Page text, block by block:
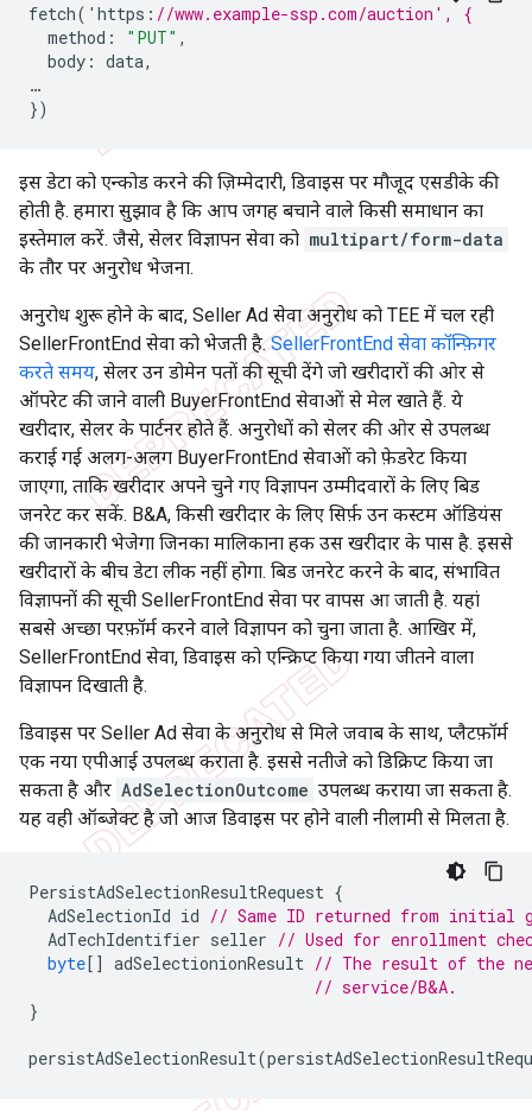
fetch( ' https : //www.example-ssp.com/auction', {
method : "PUT" ,
body : data,
…
})
इस डेटा को एन्कोड करने की ज़िम्मेदारी, डिवाइस पर मौजूद एसडीके की
होती है. हमारा सुझाव है कि आप जगह बचाने वाले किसी समाधान का
इस्तेमाल करें. जैसे, सेलर विज्ञापन सेवा को multipart/form-data
के तौर पर अनुरोध भेजना.
अनुरोध शुरू होने के बाद, Seller Ad सेवा अनुरोध को TEE में चल रही
SellerFrontEnd सेवा को भेजती है.SellerFrontEnd सेवा कॉन्फ़िगर
करते समय, सेलर उन डोमेन पतों की सूची देंगे जो खरीदारों की ओर से
ऑपरेट की जाने वाली BuyerFrontEnd सेवाओं से मेल खाते हैं. ये
खरीदार, सेलर के पार्टनर होते हैं. अनुरोधों को सेलर की ओर से उपलब्ध
कराई गई अलग-अलग BuyerFrontEnd सेवाओं को फ़ेडरेट किया
जाएगा, ताकि खरीदार अपने चुने गए विज्ञापन उम्मीदवारों के लिए बिड
जनरेट कर सकें. B&A, किसी खरीदार के लिए सिर्फ़ उन कस्टम ऑडियंस
की जानकारी भेजेगा जिनका मालिकाना हक उस खरीदार के पास है. इससे
खरीदारों के बीच डेटा लीक नहीं होगा. बिड जनरेट करने के बाद, संभावित
विज्ञापनों की सूची SellerFrontEnd सेवा पर वापस आ जाती है. यहां
सबसे अच्छा परफ़ॉर्म करने वाले विज्ञापन को चुना जाता है. आखिर में,
SellerFrontEnd सेवा, डिवाइस को एन्क्रिप्ट किया गया जीतने वाला
विज्ञापन दिखाती है.
डिवाइस पर Seller Ad सेवा के अनुरोध से मिले जवाब के साथ, प्लैटफ़ॉर्म
एक नया एपीआई उपलब्ध कराता है. इससे नतीजे को डिक्रिप्ट किया जा
सकता है और AdSelectionOutcome उपलब्ध कराया जा सकता है.
यह वही ऑब्जेक्ट है जो आज डिवाइस पर होने वाली नीलामी से मिलता है.
PersistAdSelectionResultRequest {
AdSelectionId id // Same ID returned from initial
AdTechIdentifier seller // Used for enrollment
byte[] adSelectionionResult // The result of the
// service/B&A.
}
persistAdSelectionResult(